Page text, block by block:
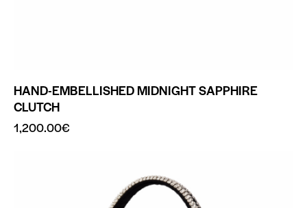
HAND-EMBELLISHED MIDNIGHT SAPPHIRE
CLUTCH
1,200.00€